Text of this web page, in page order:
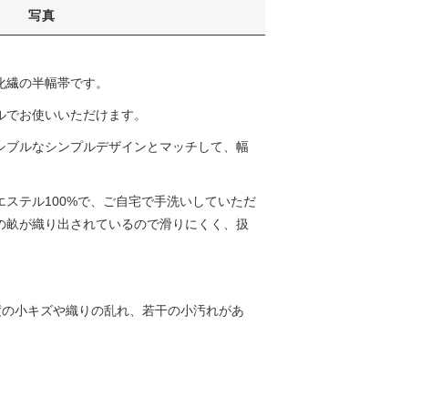
写真
の半幅帯です。
お使いいただけます。
ルなシンプルデザインとマッチして、幅
テル100%で、ご自宅で手洗いしていただ
が織り出されているので滑りにくく、扱
小キズや織りの乱れ、若干の小汚れがあ